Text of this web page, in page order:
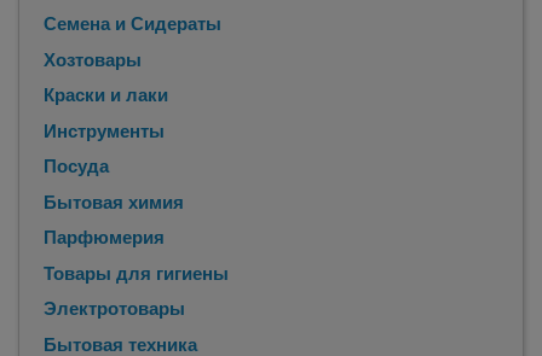
Семена и Сидераты
Хозтовары
Краски и лаки
Инструменты
Посуда
Бытовая химия
Парфюмерия
Товары для гигиены
Электротовары
Бытовая техника